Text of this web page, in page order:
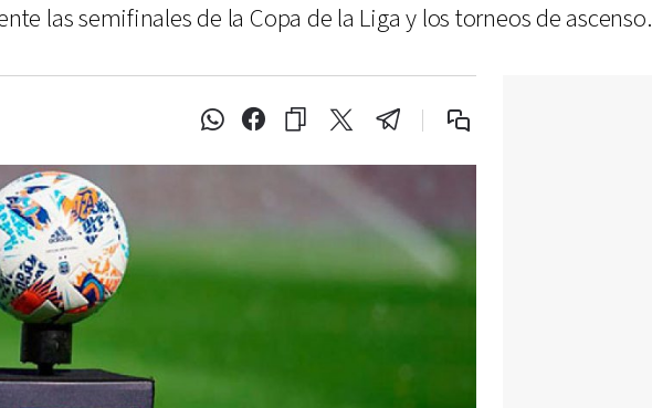
las semifinales de la Copa de la Liga y los torneos de ascenso.